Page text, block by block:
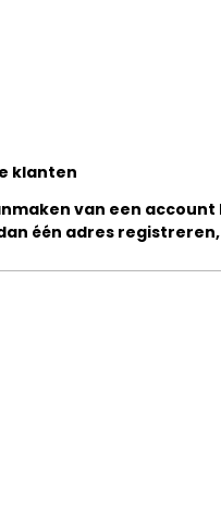
klanten
van een
één adres